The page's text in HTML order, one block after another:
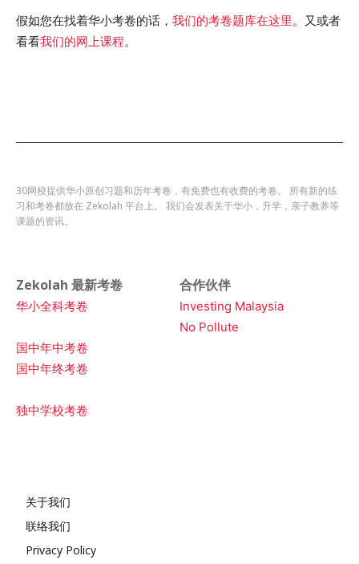
假如您在找着华小考卷的话， 我们的考卷题库在这里。又或者
看看我们的网上课程。
30网校提供华小原创习题和历年考卷，有免费也有收费的考卷。 所有新的练
习和考卷都放在 Zekolah 平台上。 我们会发表关于华小，升学，亲子教养等
课题的资讯。
Zekolah 最新考卷
华小全科考卷
国中年中考卷
国中年终考卷
独中学校考卷
合作伙伴
Investing Malaysia
No Pollute
关于我们
联络我们
Privacy Policy